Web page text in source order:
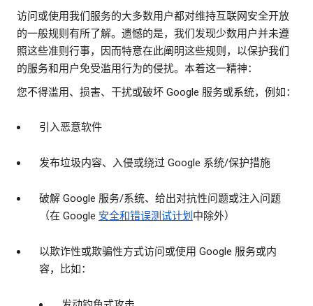
访问或使用我们服务的大多数用户都对维持互联网安全开放
的一般规则有所了解。遗憾的是，我们发现少数用户并未遵
照这些准则行事，因而特意在此阐明这些规则，以保护我们
的服务和用户免受滥用行为的侵扰。本着这一精神：
您不得滥用、损害、干扰或破坏 Google 服务或系统，例如：
引入恶意软件
发布垃圾内容、入侵或绕过 Google 系统/保护措施
破解 Google 服务/系统、给出对抗性问题或注入问题
（在 Google 安全和错误测试计划 中除外）
以欺诈性或欺骗性方式访问或使用 Google 服务或内
容，比如：